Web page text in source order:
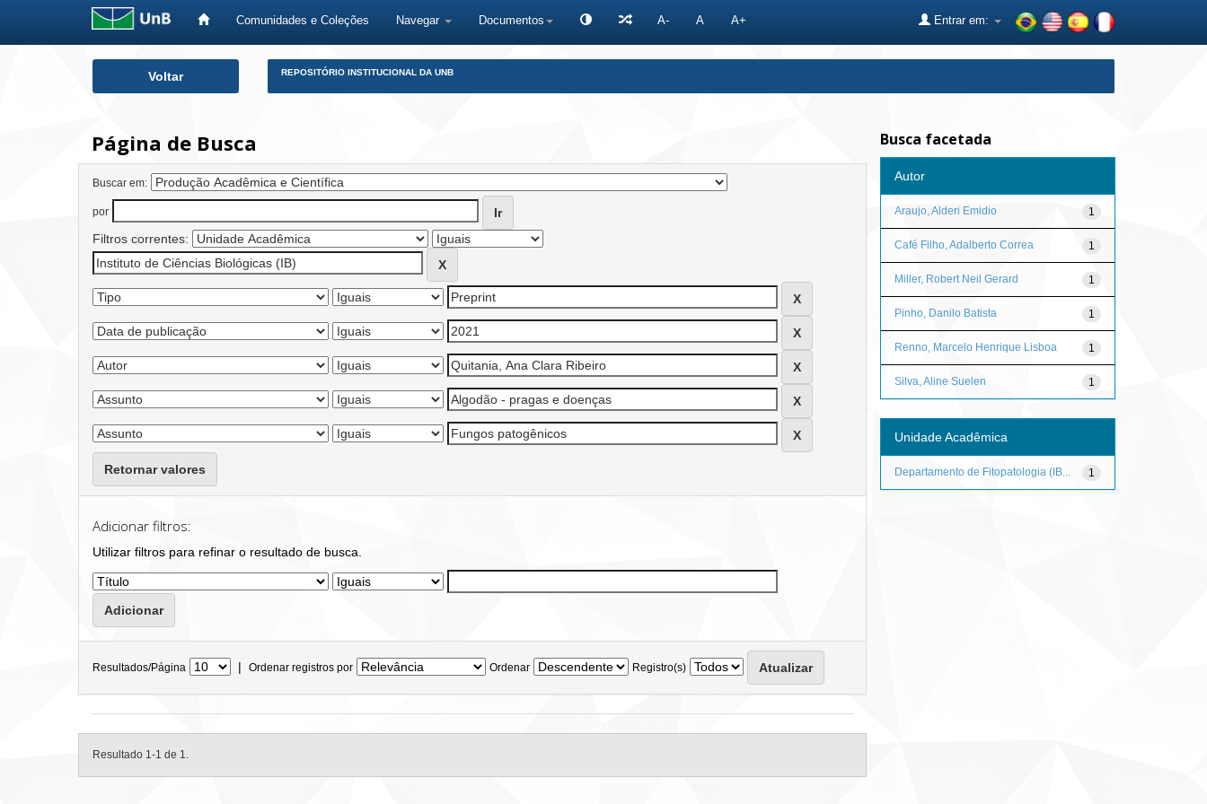
Comunidades e Coleções Navegar Documentos A- A A+ Entrar em:
Voltar REPOSITÓRIO INSTITUCIONAL DA UNB
Página de Busca
Buscar em:
por
Filtros correntes:
Retornar valores
Adicionar filtros:
Utilizar filtros para refinar o resultado de busca.
Resultados/Página | Ordenar registros por Ordenar Registro(s)
Resultado 1-1 de 1.
Busca facetada
Autor
1
Araujo, Alderi Emidio
1
Café Filho, Adalberto Correa
1
Miller, Robert Neil Gerard
1
Pinho, Danilo Batista
1
Renno, Marcelo Henrique Lisboa
1
Silva, Aline Suelen
Unidade Acadêmica
1
Departamento de Fitopatologia (IB...